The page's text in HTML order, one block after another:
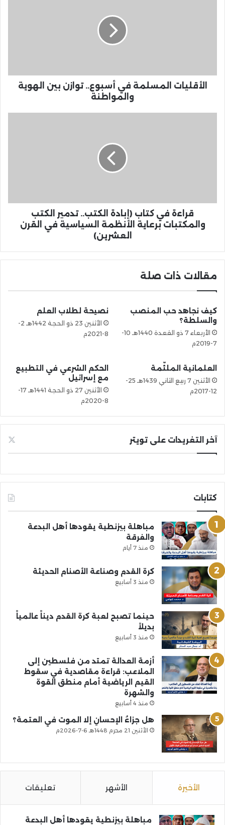
الأقليات المسلمة في أسبوع.. توازن بين الهوية
والمواطنة
قراءة في كتاب (إبادة الكتب.. تدمير الكتب
والمكتبات برعاية الأنظمة السياسية في القرن
العشرين)
مقالات ذات صلة
كيف نجاهد حب المنصب
والسلطة؟
الأربعاء 7 ذو القعدة 1440هـ 10-
7-2019م
نصيحة لطلاب العلم
الأثنين 23 ذو الحجة 1442هـ 2-
8-2021م
العلمانية الملثّمة
الأثنين 7 ربيع الثاني 1439هـ 25-
12-2017م
الحكم الشرعي في التطبيع
مع إسرائيل
الأثنين 27 ذو الحجة 1441هـ 17-
8-2020م
آخر التغريدات على تويتر
كتابات
مباهلة بيزنطية يقودها أهل البدعة
والفرقة
منذ 7 أيام
كرة القدم وصناعة الأصنام الحديثة
منذ 3 أسابيع
حينما تصبح لعبة كرة القدم ديناً عالمياً
بديلاً
منذ 3 أسابيع
أزمة العدالة تمتد من فلسطين إلى
الملاعب: قراءة مقاصدية في سقوط
القيم الرياضية أمام منطق القوة
والشهرة
منذ 4 أسابيع
هل جزاءُ الإحسانِ إلا الموت في العتمة؟
الأثنين 21 محرم 1448هـ 6-7-2026م
الأخيرة الأشهر تعليقات
مباهلة بيزنطية يقودها أهل البدعة